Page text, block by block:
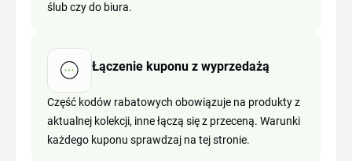
ślub czy do biura.
Łączenie kuponu z wyprzedażą
Część kodów rabatowych obowiązuje na produkty z
aktualnej kolekcji, inne łączą się z przeceną. Warunki
każdego kuponu sprawdzaj na tej stronie.